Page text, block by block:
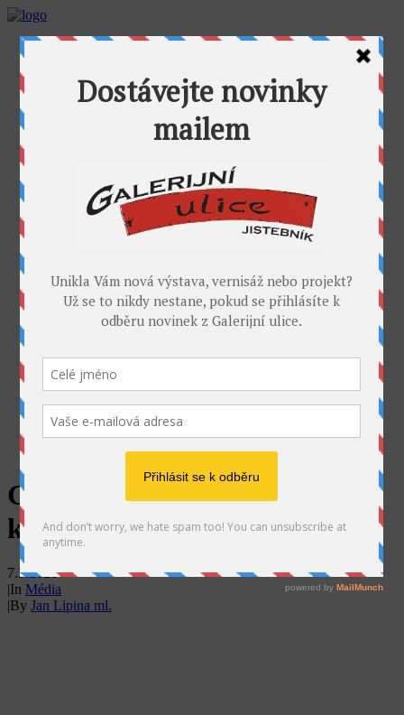
AKTUALITY
GALERIE U FOŤÁKA
Takoví jsme byli
I. sympozium výtvarníků v GU
II. sympozium výtvarníků
Galerijní rybník
V. sympozium výtvarníků v Jistebníku
DESET
KONTAKT
GU na Místní
kultuře
7.3.2021
|In Média
|By Jan Lipina ml.